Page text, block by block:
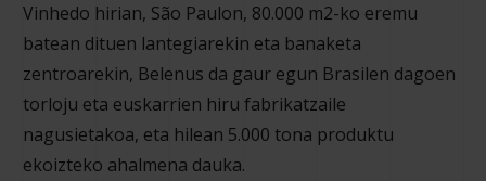
Vinhedo hirian, São Paulon, 80.000 m2-ko eremu
batean dituen lantegiarekin eta banaketa
zentroarekin, Belenus da gaur egun Brasilen dagoen
torloju eta euskarrien hiru fabrikatzaile
nagusietakoa, eta hilean 5.000 tona produktu
ekoizteko ahalmena dauka.